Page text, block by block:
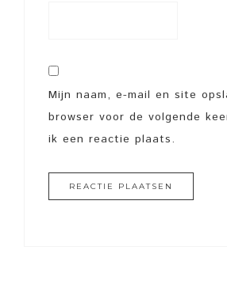
Mijn naam, e-mail en site
browser voor de volgende
ik een reactie plaats.